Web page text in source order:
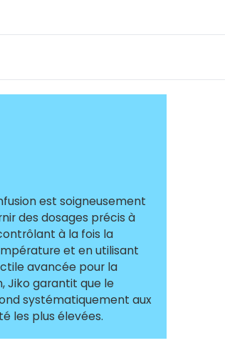
est soigneusement
des dosages précis à
à la fois la
et en utilisant
avancée pour la
Jiko garantit que le
systématiquement aux
les plus élevées.